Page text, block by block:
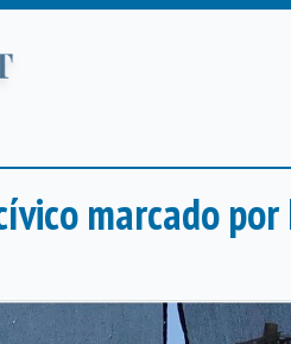
marcado